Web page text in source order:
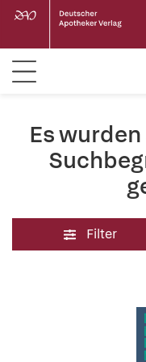
Es
Filter